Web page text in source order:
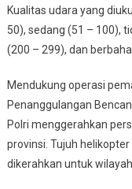
Kualitas udara yang
50), sedang (51 – 100),
(200 – 299), dan
Mendukung operasi
Penanggulangan
Polri menggerahkan
provinsi. Tujuh
dikerahkan untuk wilayah